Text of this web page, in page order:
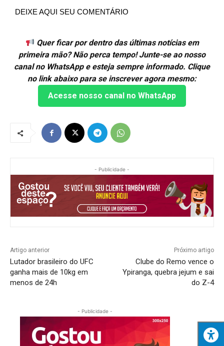
DEIXE AQUI SEU COMENTÁRIO
Quer ficar por dentro das últimas notícias em
primeira mão? Não perca tempo! Junte-se ao nosso
canal no WhatsApp e esteja sempre informado. Clique
no link abaixo para se inscrever agora mesmo:
Acesse nosso canal no WhatsApp
- Publicidade -
Artigo anterior
Lutador brasileiro do UFC
ganha mais de 10kg em
menos de 24h
Próximo artigo
Clube do Remo vence o
Ypiranga, quebra jejum e sai
do Z-4
- Publicidade -